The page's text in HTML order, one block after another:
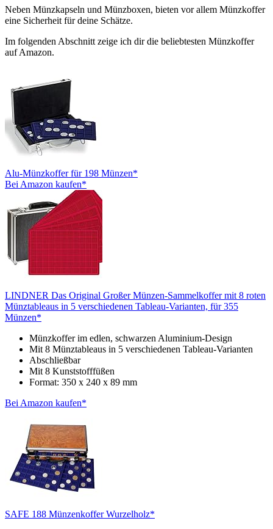
Neben Münzkapseln und Münzboxen, bieten vor allem Münzkoffer
eine Sicherheit für deine Schätze.
Im folgenden Abschnitt zeige ich dir die beliebtesten Münzkoffer
auf Amazon.
Alu-Münzkoffer für 198 Münzen*
Bei Amazon kaufen*
LINDNER Das Original Großer Münzen-Sammelkoffer mit 8 roten
Münztableaus in 5 verschiedenen Tableau-Varianten, für 355
Münzen*
Münzkoffer im edlen, schwarzen Aluminium-Design
Mit 8 Münztableaus in 5 verschiedenen Tableau-Varianten
Abschließbar
Mit 8 Kunststofffüßen
Format: 350 x 240 x 89 mm
Bei Amazon kaufen*
SAFE 188 Münzenkoffer Wurzelholz*